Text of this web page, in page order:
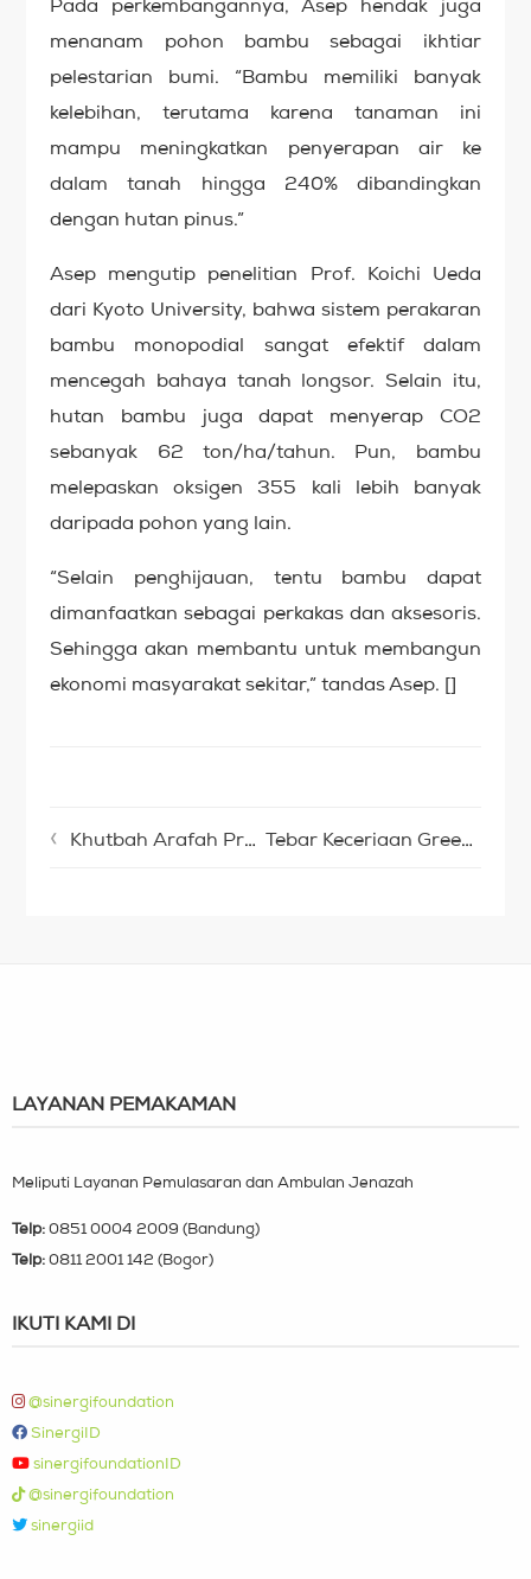
menanam pohon bambu sebagai ikhtiar
pelestarian bumi. “Bambu memiliki banyak
kelebihan, terutama karena tanaman ini
mampu meningkatkan penyerapan air ke
dalam tanah hingga 240% dibandingkan
dengan hutan pinus.”
Asep mengutip penelitian Prof. Koichi Ueda
dari Kyoto University, bahwa sistem perakaran
bambu monopodial sangat efektif dalam
mencegah bahaya tanah longsor. Selain itu,
hutan bambu juga dapat menyerap CO2
sebanyak 62 ton/ha/tahun. Pun, bambu
melepaskan oksigen 355 kali lebih banyak
daripada pohon yang lain.
“Selain penghijauan, tentu bambu dapat
dimanfaatkan sebagai perkakas dan aksesoris.
Sehingga akan membantu untuk membangun
ekonomi masyarakat sekitar,” tandas Asep. []
Khutbah Arafah Prof Dr KH Miftah Faridl: Berhaji untuk Keselamatan Bangsa Tebar Keceriaan Green Kurban Bersama Warga Kampung Hulusitu
LAYANAN PEMAKAMAN
Meliputi Layanan Pemulasaran dan Ambulan Jenazah
Telp: 0851 0004 2009 (Bandung)
Telp: 0811 2001 142 (Bogor)
IKUTI KAMI DI
@sinergifoundation
SinergiID
sinergifoundationID
@sinergifoundation
sinergiid